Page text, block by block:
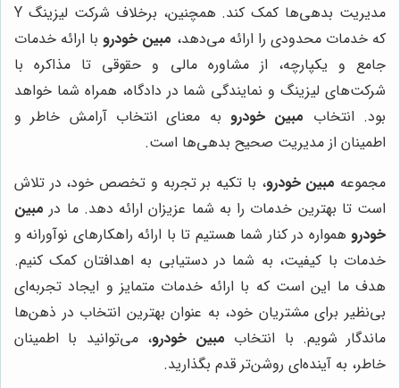
مدیریت بدهی‌ها کمک کند. همچنین، برخلاف شرکت لیزینگ Y
که خدمات محدودی را ارائه می‌دهد، مبین خودروبا ارائه خدمات
جامع و یکپارچه، از مشاوره مالی و حقوقی تا مذاکره با
شرکت‌های لیزینگ و نمایندگی شما در دادگاه، همراه شما خواهد
بود. انتخاب مبین خودرو به معنای انتخاب آرامش خاطر و
اطمینان از مدیریت صحیح بدهی‌ها است.
مجموعه مبین خودرو، با تکیه بر تجربه و تخصص خود، در تلاش
است تا بهترین خدمات را به شما عزیزان ارائه دهد. ما در مبین
خودرو همواره در کنار شما هستیم تا با ارائه راهکارهای نوآورانه و
خدمات با کیفیت، به شما در دستیابی به اهدافتان کمک کنیم.
هدف ما این است که با ارائه خدمات متمایز و ایجاد تجربه‌ای
بی‌نظیر برای مشتریان خود، به عنوان بهترین انتخاب در ذهن‌ها
ماندگار شویم. با انتخاب مبین خودرو، می‌توانید با اطمینان
خاطر، به آینده‌ای روشن‌تر قدم بگذارید.